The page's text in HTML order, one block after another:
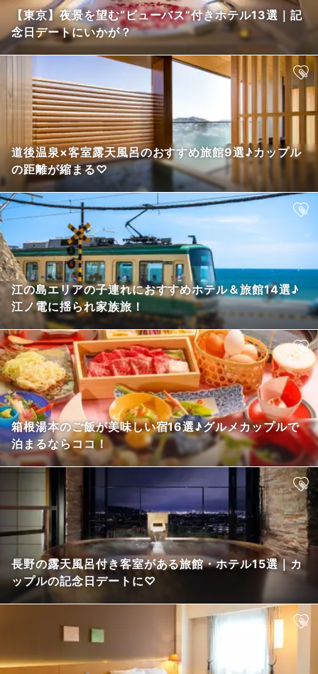
【東京】夜景を望む“ビューバス”付きホテル13選｜記
念日デートにいかが？
道後温泉×客室露天風呂のおすすめ旅館9選♪カップル
の距離が縮まる♡
江の島エリアの子連れにおすすめホテル＆旅館14選♪
江ノ電に揺られ家族旅！
箱根湯本のご飯が美味しい宿16選♪グルメカップルで
泊まるならココ！
長野の露天風呂付き客室がある旅館・ホテル15選｜カ
ップルの記念日デートに♡